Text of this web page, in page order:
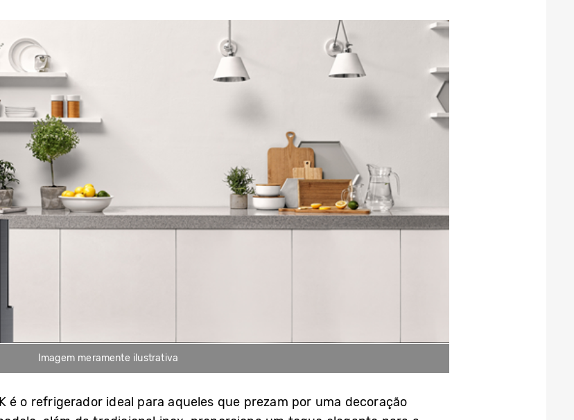
Imagem meramente ilustrativa
é o refrigerador ideal para aqueles que prezam por uma decoração